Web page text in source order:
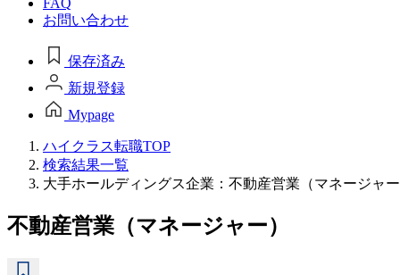
FAQ
お問い合わせ
保存済み
新規登録
Mypage
ハイクラス転職TOP
検索結果一覧
大手ホールディングス企業：不動産営業（マネージャ
不動産営業（マネージャー）